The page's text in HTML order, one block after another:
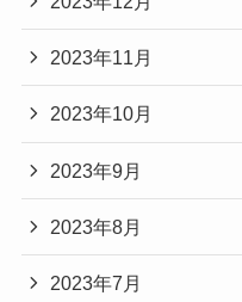
2023年11月
2023年10月
2023年9月
2023年8月
2023年7月